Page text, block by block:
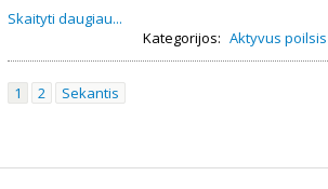
Skaityti daugiau...
Kategorijos: Aktyvus poilsis
1 2 Sekantis